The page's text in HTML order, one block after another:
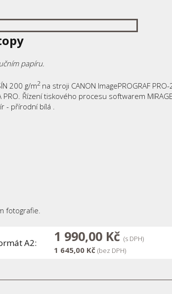
papíru.
200 g/m2 na stroji CANON ImagePROGRAF
Řízení tiskového procesu softwarem
- přírodní bílá .
fotografie.
A2: 1 990,00 Kč(s DPH)
1 645,00 Kč(bez DPH)